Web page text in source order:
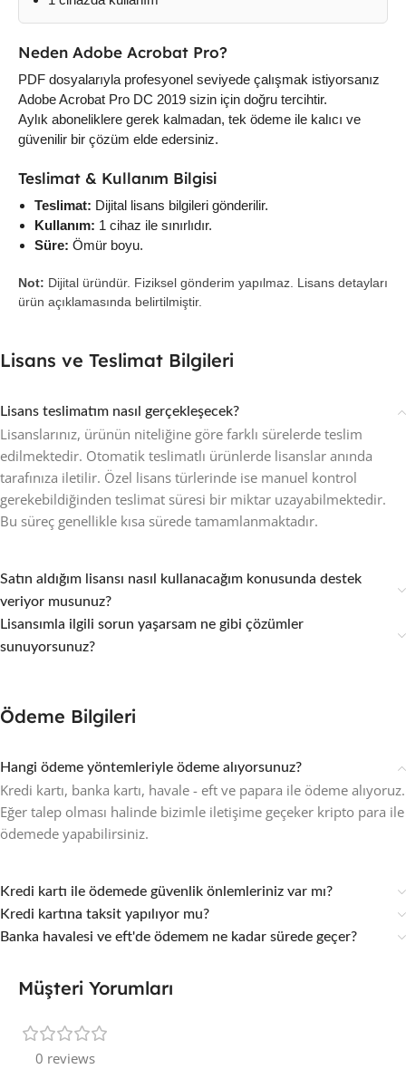
Neden Adobe Acrobat Pro?
PDF dosyalarıyla profesyonel seviyede çalışmak istiyorsanız
Adobe Acrobat Pro DC 2019 sizin için doğru tercihtir.
Aylık aboneliklere gerek kalmadan, tek ödeme ile kalıcı ve
güvenilir bir çözüm elde edersiniz.
Teslimat & Kullanım Bilgisi
Teslimat: Dijital lisans bilgileri gönderilir.
Kullanım: 1 cihaz ile sınırlıdır.
Süre: Ömür boyu.
Not: Dijital üründür. Fiziksel gönderim yapılmaz. Lisans detayları
ürün açıklamasında belirtilmiştir.
Lisans ve Teslimat Bilgileri
Lisans teslimatım nasıl gerçekleşecek?
Lisanslarınız, ürünün niteliğine göre farklı sürelerde teslim
edilmektedir. Otomatik teslimatlı ürünlerde lisanslar anında
tarafınıza iletilir. Özel lisans türlerinde ise manuel kontrol
gerekebildiğinden teslimat süresi bir miktar uzayabilmektedir.
Bu süreç genellikle kısa sürede tamamlanmaktadır.
Satın aldığım lisansı nasıl kullanacağım konusunda destek
veriyor musunuz?
Lisansımla ilgili sorun yaşarsam ne gibi çözümler
sunuyorsunuz?
Ödeme Bilgileri
Hangi ödeme yöntemleriyle ödeme alıyorsunuz?
Kredi kartı, banka kartı, havale - eft ve papara ile ödeme alıyoruz.
Eğer talep olması halinde bizimle iletişime geçeker kripto para ile
ödemede yapabilirsiniz.
Kredi kartı ile ödemede güvenlik önlemleriniz var mı?
Kredi kartına taksit yapılıyor mu?
Banka havalesi ve eft'de ödemem ne kadar sürede geçer?
Müşteri Yorumları
0 reviews